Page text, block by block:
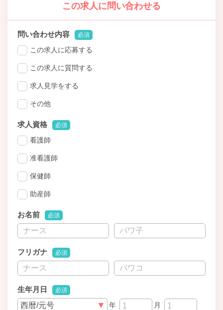
この求人に問い合わせる
問い合わせ内容 必須
この求人に応募する
この求人に質問する
求人見学をする
その他
求人資格 必須
看護師
准看護師
保健師
助産師
お名前 必須
フリガナ 必須
生年月日 必須
年
月